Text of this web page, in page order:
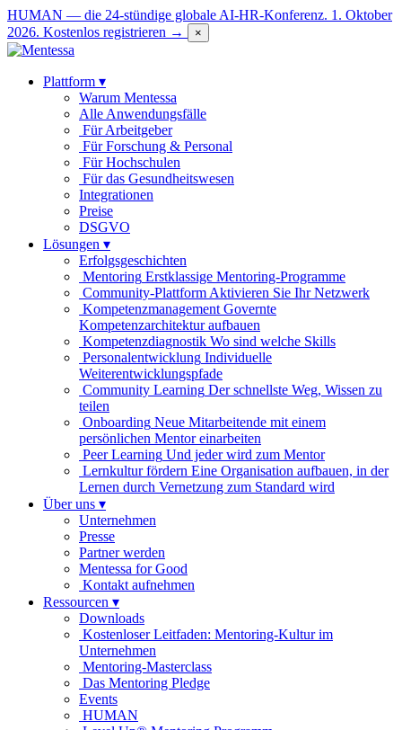
HUMAN — die 24-stündige globale AI-HR-Konferenz. 1. Oktober
2026. Kostenlos registrieren → ×
Plattform ▾
Warum Mentessa
Alle Anwendungsfälle
Für Arbeitgeber
Für Forschung & Personal
Für Hochschulen
Für das Gesundheitswesen
Integrationen
Preise
DSGVO
Lösungen ▾
Erfolgsgeschichten
Mentoring Erstklassige Mentoring-Programme
Community-Plattform Aktivieren Sie Ihr Netzwerk
Kompetenzmanagement Governte
Kompetenzarchitektur aufbauen
Kompetenzdiagnostik Wo sind welche Skills
Personalentwicklung Individuelle
Weiterentwicklungspfade
Community Learning Der schnellste Weg, Wissen zu
teilen
Onboarding Neue Mitarbeitende mit einem
persönlichen Mentor einarbeiten
Peer Learning Und jeder wird zum Mentor
Lernkultur fördern Eine Organisation aufbauen, in der
Lernen durch Vernetzung zum Standard wird
Über uns ▾
Unternehmen
Presse
Partner werden
Mentessa for Good
Kontakt aufnehmen
Ressourcen ▾
Downloads
Kostenloser Leitfaden: Mentoring-Kultur im
Unternehmen
Mentoring-Masterclass
Das Mentoring Pledge
Events
HUMAN